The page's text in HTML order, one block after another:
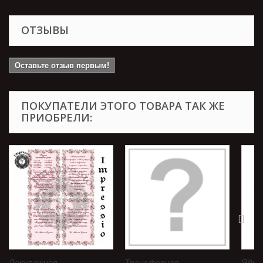
ОТЗЫВЫ
Оставьте отзыв первым!
ПОКУПАТЕЛИ ЭТОГО ТОВАРА ТАК ЖЕ
ПРИОБРЕЛИ: